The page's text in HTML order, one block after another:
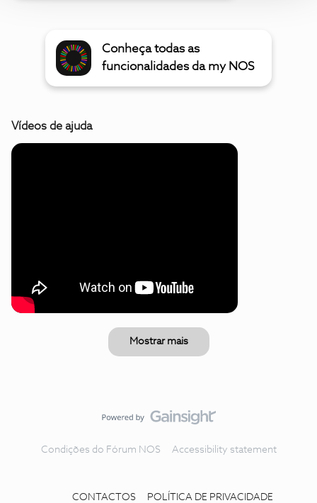
Conheça todas as
funcionalidades da my NOS
Vídeos de ajuda
Mostrar mais
Condições do Fórum NOS Accessibility statement
CONTACTOS POLÍTICA DE PRIVACIDADE